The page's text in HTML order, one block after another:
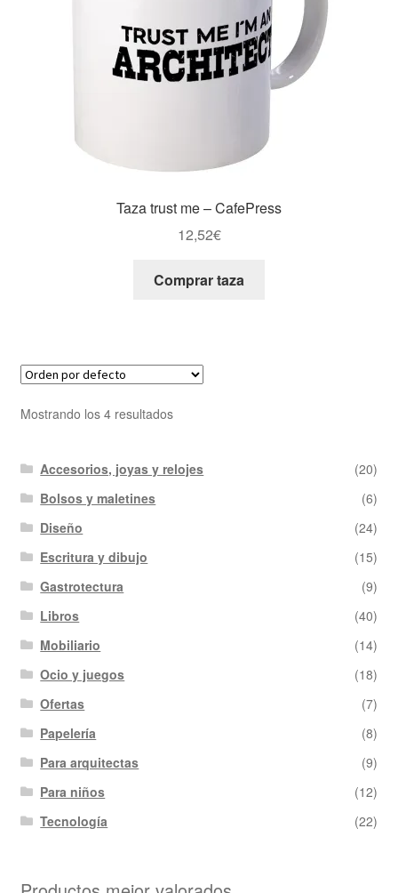
Taza trust me – CafePress
12,52€
Comprar taza
Mostrando los 4 resultados
Accesorios, joyas y relojes
(20)
Bolsos y maletines
(6)
Diseño
(24)
Escritura y dibujo
(15)
Gastrotectura
(9)
Libros
(40)
Mobiliario
(14)
Ocio y juegos
(18)
Ofertas
(7)
Papelería
(8)
Para arquitectas
(9)
Para niños
(12)
Tecnología
(22)